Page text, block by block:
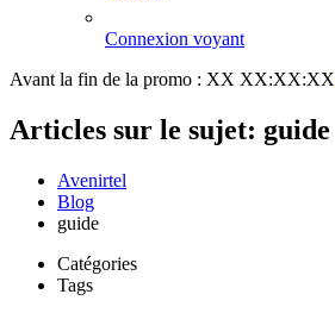
Connexion voyant
Avant la fin de la promo : XX XX:XX:XX
Articles sur le sujet: guide
Avenirtel
Blog
guide
Catégories
Tags